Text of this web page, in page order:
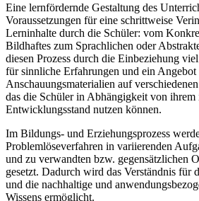
Eine lernfördernde Gestaltung des
Voraussetzungen für eine schrittweise
Lerninhalte durch die Schüler: vom
Bildhaftes zum Sprachlichen oder
diesen Prozess durch die Einbeziehung
für sinnliche Erfahrungen und ein Angebot
Anschauungsmaterialien auf
das die Schüler in Abhängigkeit von
Entwicklungsstand nutzen können.
Im Bildungs- und Erziehungsprozess
Problemlöseverfahren in variierenden
und zu verwandten bzw. gegensätzlichen
gesetzt. Dadurch wird das Verständnis für
und die nachhaltige und
Wissens ermöglicht.